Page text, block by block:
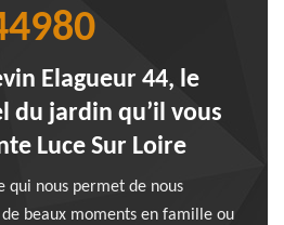
Elagueur 44, le
du jardin qu’il vous
Luce Sur Loire
qui nous permet de nous
beaux moments en famille ou